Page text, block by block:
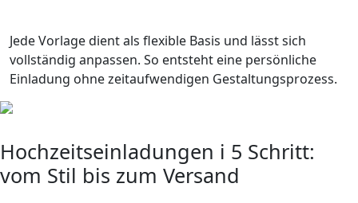
Jede Vorlage dient als flexible Basis und lässt sich
vollständig anpassen. So entsteht eine persönliche
Einladung ohne zeitaufwendigen Gestaltungsprozess.
Hochzeitseinladungen i 5 Schritt:
vom Stil bis zum Versand